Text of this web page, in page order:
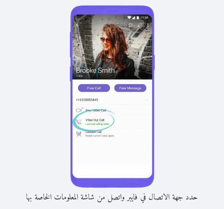
حدد جهة الاتصال في فايبر واتصل من شاشة المعلومات الخاصة بها